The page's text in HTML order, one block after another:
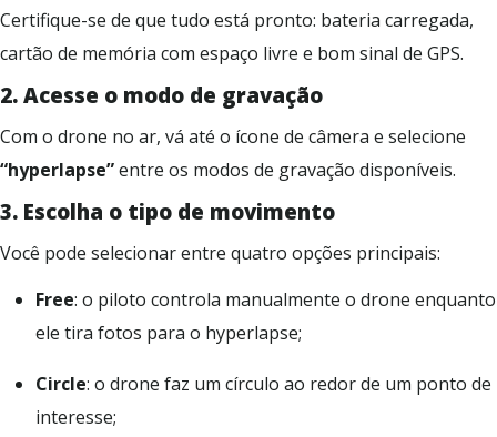
Certifique-se de que tudo está pronto: bateria carregada,
cartão de memória com espaço livre e bom sinal de GPS.
2. Acesse o modo de gravação
Com o drone no ar, vá até o ícone de câmera e selecione
“hyperlapse”entre os modos de gravação disponíveis.
3. Escolha o tipo de movimento
Você pode selecionar entre quatro opções principais:
Free: o piloto controla manualmente o drone enquanto
ele tira fotos para o hyperlapse;
Circle: o drone faz um círculo ao redor de um ponto de
interesse;